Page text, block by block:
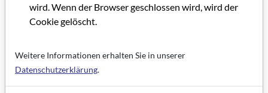
Ein Medienzentrum entsteht
Wir wollen den Autoren den Rücken stärken
wird. Wenn der Browser geschlossen wird, wird der
Cookie gelöscht.
Weitere Informationen erhalten Sie in unserer
Datenschutzerklärung.